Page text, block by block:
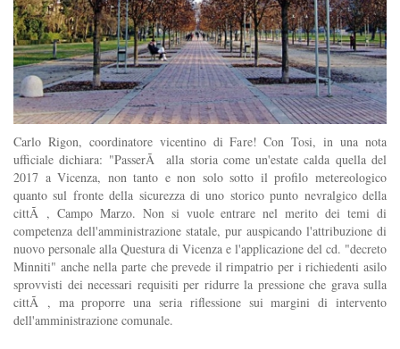
Carlo Rigon, coordinatore vicentino di Fare! Con Tosi, in una nota
ufficiale dichiara: "PasserÃ alla storia come un'estate calda quella del
2017 a Vicenza, non tanto e non solo sotto il profilo metereologico
quanto sul fronte della sicurezza di uno storico punto nevralgico della
cittÃ , Campo Marzo. Non si vuole entrare nel merito dei temi di
competenza dell'amministrazione statale, pur auspicando l'attribuzione di
nuovo personale alla Questura di Vicenza e l'applicazione del cd. "decreto
Minniti" anche nella parte che prevede il rimpatrio per i richiedenti asilo
sprovvisti dei necessari requisiti per ridurre la pressione che grava sulla
cittÃ , ma proporre una seria riflessione sui margini di intervento
dell'amministrazione comunale.